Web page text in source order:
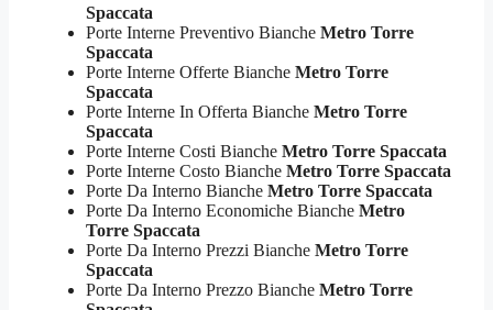
Spaccata
Porte Interne Preventivo Bianche Metro Torre
Spaccata
Porte Interne Offerte Bianche Metro Torre
Spaccata
Porte Interne In Offerta Bianche Metro Torre
Spaccata
Porte Interne Costi Bianche Metro Torre Spaccata
Porte Interne Costo Bianche Metro Torre Spaccata
Porte Da Interno Bianche Metro Torre Spaccata
Porte Da Interno Economiche Bianche Metro
Torre Spaccata
Porte Da Interno Prezzi Bianche Metro Torre
Spaccata
Porte Da Interno Prezzo Bianche Metro Torre